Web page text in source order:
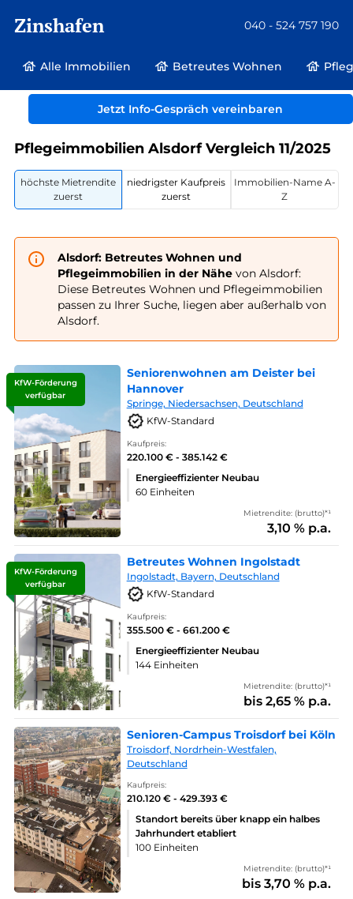
Zinshafen 040 - 524 757 190
Alle Immobilien Betreutes Wohnen
Jetzt Info-Gespräch vereinbaren
Betreutes Wohnen und Pflegeimmobilien
Deutschland
Alsdorf
Pflegeimmobilien Alsdorf Vergleich 11/2025
höchste Mietrendite
zuerst
niedrigster Kaufpreis
zuerst
Immobilien-Name A-
Z
Alsdorf: Betreutes Wohnen und
Pflegeimmobilien in der Nähevon Alsdorf:
Diese Betreutes Wohnen und Pflegeimmobilien
passen zu Ihrer Suche, liegen aber außerhalb von
Alsdorf.
KfW-Förderung
verfügbar
Seniorenwohnen am Deister bei
Hannover
Springe, Niedersachsen, Deutschland
KfW-Standard
Kaufpreis:
220.100 € - 385.142 €
Energieeffizienter Neubau
60 Einheiten
Mietrendite: (brutto)*¹
3,10 % p.a.
KfW-Förderung
verfügbar
Betreutes Wohnen Ingolstadt
Ingolstadt, Bayern, Deutschland
KfW-Standard
Kaufpreis:
355.500 € - 661.200 €
Energieeffizienter Neubau
144 Einheiten
Mietrendite: (brutto)*¹
bis 2,65 % p.a.
Senioren-Campus Troisdorf bei Köln
Troisdorf, Nordrhein-Westfalen,
Deutschland
Kaufpreis:
210.120 € - 429.393 €
Standort bereits über knapp ein halbes
Jahrhundert etabliert
100 Einheiten
Mietrendite: (brutto)*¹
bis 3,70 % p.a.